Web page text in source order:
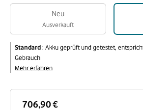
706,90 €
Neu
Ausverkauft
Standard: Akku geprüft und getestet,
Gebrauch
Mehr erfahren